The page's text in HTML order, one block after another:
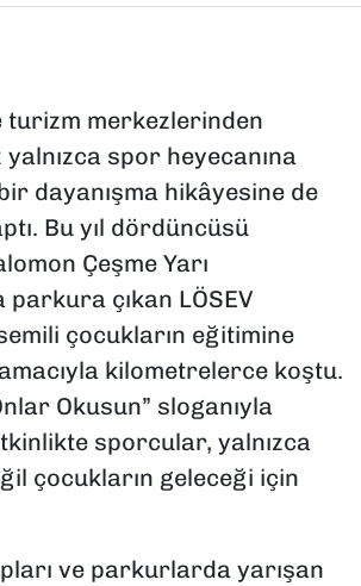
turizm merkezlerinden
yalnızca spor heyecanına
dayanışma hikâyesine de
Bu yıl dördüncüsü
Çeşme Yarı
çıkan LÖSEV
çocukların eğitimine
kilometrelerce koştu.
Okusun” sloganıyla
sporcular, yalnızca
çocukların geleceği için
ve parkurlarda yarışan